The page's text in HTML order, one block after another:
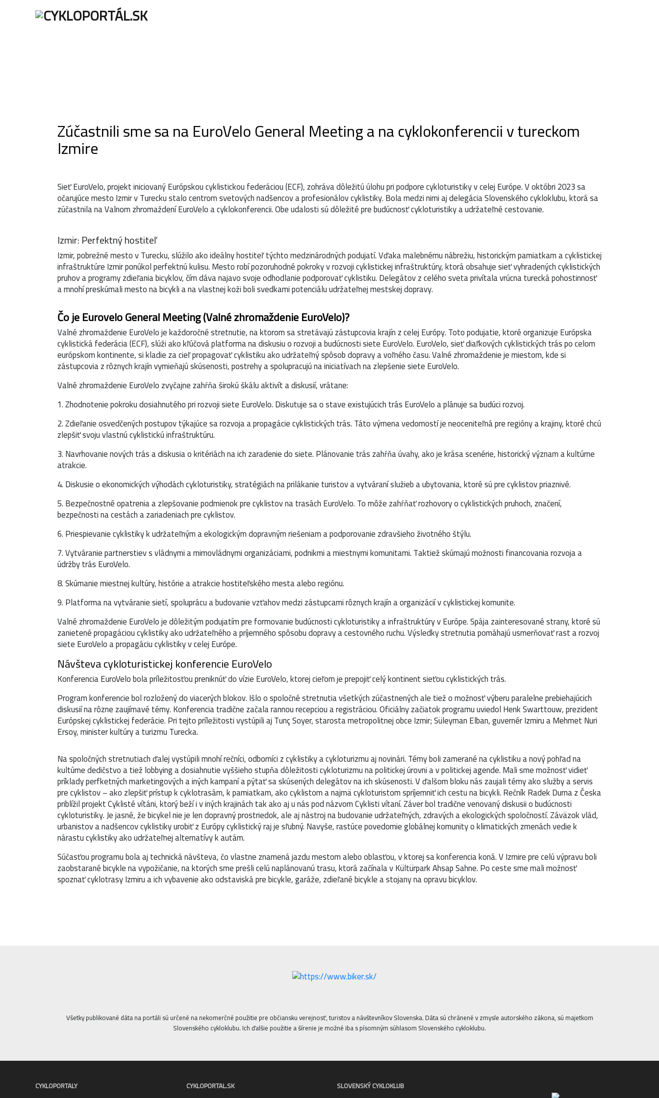
ÚVOD
Zúčastnili sme sa na EuroVelo General Meeting a na cyklokonferencii v tureckom
Izmire
Sieť EuroVelo, projekt iniciovaný Európskou cyklistickou federáciou (ECF), zohráva dôležitú úlohu pri podpore cykloturistiky v celej Európe. V októbri 2023 sa
očarujúce mesto Izmir v Turecku stalo centrom svetových nadšencov a profesionálov cyklistiky. Bola medzi nimi aj delegácia Slovenského cykloklubu, ktorá sa
zúčastnila na Valnom zhromaždení EuroVelo a cyklokonferencii. Obe udalosti sú dôležité pre budúcnosť cykloturistiky a udržateľné cestovanie.
Izmir: Perfektný hostiteľ
Izmir, pobrežné mesto v Turecku, slúžilo ako ideálny hostiteľ týchto medzinárodných podujatí. Vďaka malebnému nábrežiu, historickým pamiatkam a cyklistickej
infraštruktúre Izmir ponúkol perfektnú kulisu. Mesto robí pozoruhodné pokroky v rozvoji cyklistickej infraštruktúry, ktorá obsahuje sieť vyhradených cyklistických
pruhov a programy zdieľania bicyklov, čím dáva najavo svoje odhodlanie podporovať cyklistiku. Delegátov z celého sveta privítala vrúcna turecká pohostinnosť
a mnohí preskúmali mesto na bicykli a na vlastnej koži boli svedkami potenciálu udržateľnej mestskej dopravy.
Čo je Eurovelo General Meeting (Valné zhromaždenie EuroVelo)?
Valné zhromaždenie EuroVelo je každoročné stretnutie, na ktorom sa stretávajú zástupcovia krajín z celej Európy. Toto podujatie, ktoré organizuje Európska
cyklistická federácia (ECF), slúži ako kľúčová platforma na diskusiu o rozvoji a budúcnosti siete EuroVelo. EuroVelo, sieť diaľkových cyklistických trás po celom
európskom kontinente, si kladie za cieľ propagovať cyklistiku ako udržateľný spôsob dopravy a voľného času. Valné zhromaždenie je miestom, kde si
zástupcovia z rôznych krajín vymieňajú skúsenosti, postrehy a spolupracujú na iniciatívach na zlepšenie siete EuroVelo.
Valné zhromaždenie EuroVelo zvyčajne zahŕňa širokú škálu aktivít a diskusií, vrátane:
1. Zhodnotenie pokroku dosiahnutého pri rozvoji siete EuroVelo. Diskutuje sa o stave existujúcich trás EuroVelo a plánuje sa budúci rozvoj.
2. Zdieľanie osvedčených postupov týkajúce sa rozvoja a propagácie cyklistických trás. Táto výmena vedomostí je neoceniteľná pre regióny a krajiny, ktoré chcú
zlepšiť svoju vlastnú cyklistickú infraštruktúru.
3. Navrhovanie nových trás a diskusia o kritériách na ich zaradenie do siete. Plánovanie trás zahŕňa úvahy, ako je krása scenérie, historický význam a kultúrne
atrakcie.
4. Diskusie o ekonomických výhodách cykloturistiky, stratégiách na prilákanie turistov a vytváraní služieb a ubytovania, ktoré sú pre cyklistov priaznivé.
5. Bezpečnostné opatrenia a zlepšovanie podmienok pre cyklistov na trasách EuroVelo. To môže zahŕňať rozhovory o cyklistických pruhoch, značení,
bezpečnosti na cestách a zariadeniach pre cyklistov.
6. Priespievanie cyklistiky k udržateľným a ekologickým dopravným riešeniam a podporovanie zdravšieho životného štýlu.
7. Vytváranie partnerstiev s vládnymi a mimovládnymi organizáciami, podnikmi a miestnymi komunitami. Taktiež skúmajú možnosti financovania rozvoja a
údržby trás EuroVelo.
8. Skúmanie miestnej kultúry, histórie a atrakcie hostiteľského mesta alebo regiónu.
9. Platforma na vytváranie sietí, spoluprácu a budovanie vzťahov medzi zástupcami rôznych krajín a organizácií v cyklistickej komunite.
Valné zhromaždenie EuroVelo je dôležitým podujatím pre formovanie budúcnosti cykloturistiky a infraštruktúry v Európe. Spája zainteresované strany, ktoré sú
zanietené propagáciou cyklistiky ako udržateľného a príjemného spôsobu dopravy a cestovného ruchu. Výsledky stretnutia pomáhajú usmerňovať rast a rozvoj
siete EuroVelo a propagáciu cyklistiky v celej Európe.
Návšteva cykloturistickej konferencie EuroVelo
Konferencia EuroVelo bola príležitosťou preniknúť do vízie EuroVelo, ktorej cieľom je prepojiť celý kontinent sieťou cyklistických trás.
Program konferencie bol rozložený do viacerých blokov. Išlo o spoločné stretnutia všetkých zúčastnených ale tiež o možnosť výberu paralelne prebiehajúcich
diskusií na rôzne zaujímavé témy. Konferencia tradične začala rannou recepciou a registráciou. Oficiálny začiatok programu uviedol Henk Swarttouw, prezident
Európskej cyklistickej federácie. Pri tejto príležitosti vystúpili aj Tunç Soyer, starosta metropolitnej obce Izmir; Süleyman Elban, guvernér Izmiru a Mehmet Nuri
Ersoy, minister kultúry a turizmu Turecka.
Na spoločných stretnutiach ďalej vystúpili mnohí rečníci, odborníci z cyklistiky a cykloturizmu aj novinári. Témy boli zamerané na cyklistiku a nový pohľad na
kultúrne dedičstvo a tiež lobbying a dosiahnutie vyššieho stupňa dôležitosti cykloturizmu na politickej úrovni a v politickej agende. Mali sme možnosť vidieť
príklady perfketných marketingových a iných kampaní a pýtať sa skúsených delegátov na ich skúsenosti. V ďalšom bloku nás zaujali témy ako služby a servis
pre cyklistov – ako zlepšiť prístup k cyklotrasám, k pamiatkam, ako cyklistom a najmä cykloturistom spríjemniť ich cestu na bicykli. Rečník Radek Durna z Česka
priblížil projekt Cyklisté vítáni, ktorý beží i v iných krajinách tak ako aj u nás pod názvom Cyklisti vítaní. Záver bol tradične venovaný diskusii o budúcnosti
cykloturistiky. Je jasné, že bicykel nie je len dopravný prostriedok, ale aj nástroj na budovanie udržateľných, zdravých a ekologických spoločností. Záväzok vlád,
urbanistov a nadšencov cyklistiky urobiť z Európy cyklistický raj je sľubný. Navyše, rastúce povedomie globálnej komunity o klimatických zmenách vedie k
nárastu cyklistiky ako udržateľnej alternatívy k autám.
Súčasťou programu bola aj technická návšteva, čo vlastne znamená jazdu mestom alebo oblasťou, v ktorej sa konferencia koná. V Izmire pre celú výpravu boli
zaobstarané bicykle na vypožičanie, na ktorých sme prešli celú naplánovanú trasu, ktorá začínala v Kültürpark Ahsap Sahne. Po ceste sme mali možnosť
spoznať cyklotrasy Izmiru a ich vybavenie ako odstaviská pre bicykle, garáže, zdieľané bicykle a stojany na opravu bicyklov.
Všetky publikované dáta na portáli sú určené na nekomerčné použitie pre občiansku verejnosť, turistov a návštevníkov Slovenska. Dáta sú chránené v zmysle autorského zákona, sú majetkom
Slovenského cykloklubu. Ich ďalšie použitie a šírenie je možné iba s písomným súhlasom Slovenského cykloklubu.
CYKLOPORTALY
CYKLOPORTAL.SK
SLOVENSKÝ CYKLOKLUB